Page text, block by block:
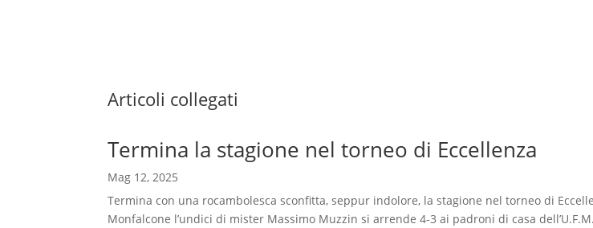
Articoli collegati
Termina la stagione nel torneo di Eccellenza
Mag 12, 2025
Termina con una rocambolesca sconfitta, seppur indolore, la stagione nel torneo di
Monfalcone l’undici di mister Massimo Muzzin si arrende 4-3 ai padroni di casa